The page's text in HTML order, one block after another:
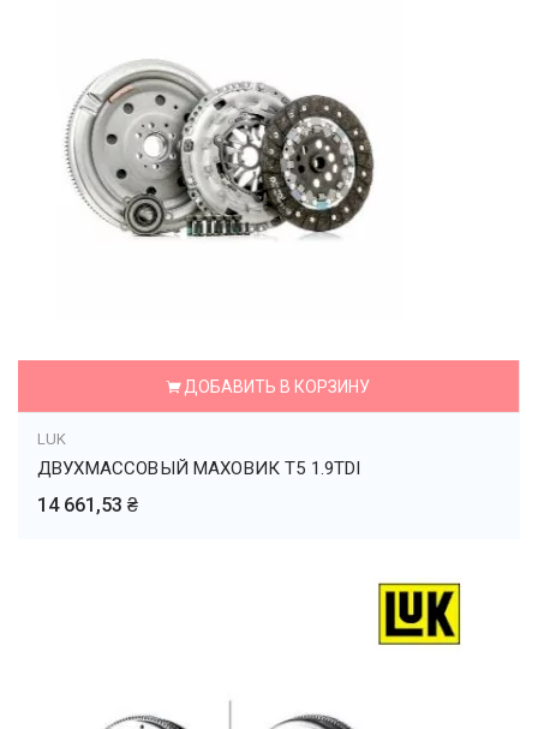
ДОБАВИТЬ В КОРЗИНУ
LUK
ДВУХМАССОВЫЙ МАХОВИК T5 1.9TDI
14 661,53 ₴